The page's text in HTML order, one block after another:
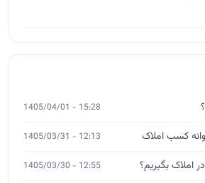
15:28 - 1405/04/01
کسب املاک 12:13 - 1405/03/31
املاک بگیریم؟ 12:55 - 1405/03/30